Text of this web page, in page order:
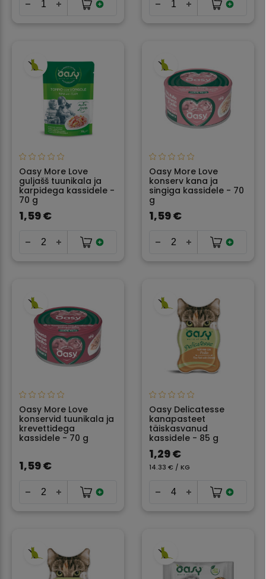
Oasy More Love
guljašš tuunikala ja
karpidega kassidele -
70 g
1,59 €
Oasy More Love
konserv kana ja
singiga kassidele - 70
g
1,59 €
Oasy More Love
konservid tuunikala ja
krevettidega
kassidele - 70 g
1,59 €
Oasy Delicatesse
kanapasteet
täiskasvanud
kassidele - 85 g
1,29 €
14.33 € / KG